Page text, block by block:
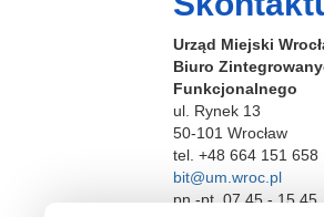
b
o
o
k
Urząd Miejski
Biuro
Funkcjonalnego
ul. Rynek 13
50-101 Wrocław
tel. +48 664 151 658
bit@um.wroc.pl
pn.-pt. 07.45 - 15.45